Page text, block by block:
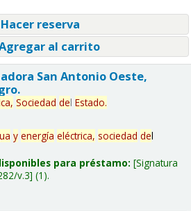
reserva
al carrito
San Antonio Oeste,
Sociedad del Estado.
y energía eléctrica, sociedad del
para préstamo: Signatura
v.3 (1).